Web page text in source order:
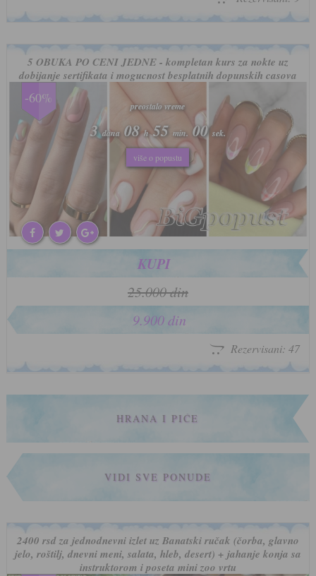
5 OBUKA PO CENI JEDNE - kompletan kurs za nokte uz
dobijanje sertifikata i mogucnost besplatnih dopunskih casova
-60%
preostalo vreme
3dana 08h 54 min. 57sek.
više o popustu
preostalo vreme
3dana 08h 54 min. 57sek.
više o popustu
KUPI
25.000 din
9.900 din
Rezervisani: 47
HRANA I PIĆE
VIDI SVE PONUDE
2400 rsd za jednodnevni izlet uz Banatski ručak (čorba, glavno
jelo, roštilj, dnevni meni, salata, hleb, desert) + jahanje konja sa
instruktorom i poseta mini zoo vrtu